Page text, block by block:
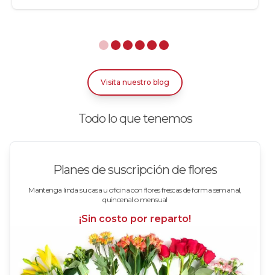
Visita nuestro blog
Todo lo que tenemos
Planes de suscripción de flores
Mantenga linda su casa u oficina con flores frescas de forma semanal,
quincenal o mensual
¡Sin costo por reparto!
Rosas Azules
Rosas Bicolor Blancas-Rojas
Rosas Blancas
Rosas Damasco
Rosas en floreros
Rosas Fucsia
Rosas Rojas